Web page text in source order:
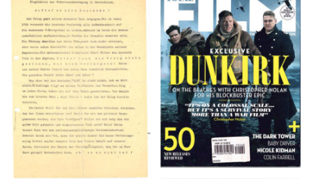
TOTAL FILM #260 –
SUMMER 2017
Flugblätter der Weissen
Rose – V, Januar 1943